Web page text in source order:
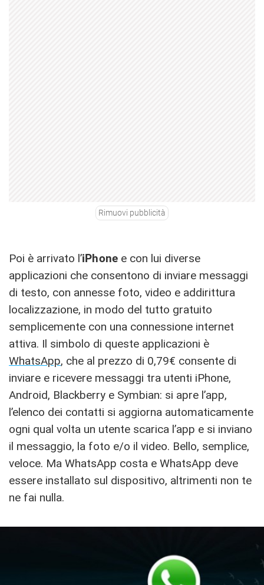
Rimuovi pubblicità
Poi è arrivato l’iPhone e con lui diverse
applicazioni che consentono di inviare messaggi
di testo, con annesse foto, video e addirittura
localizzazione, in modo del tutto gratuito
semplicemente con una connessione internet
attiva. Il simbolo di queste applicazioni è
WhatsApp, che al prezzo di 0,79€ consente di
inviare e ricevere messaggi tra utenti iPhone,
Android, Blackberry e Symbian: si apre l’app,
l’elenco dei contatti si aggiorna automaticamente
ogni qual volta un utente scarica l’app e si inviano
il messaggio, la foto e/o il video. Bello, semplice,
veloce. Ma WhatsApp costa e WhatsApp deve
essere installato sul dispositivo, altrimenti non te
ne fai nulla.